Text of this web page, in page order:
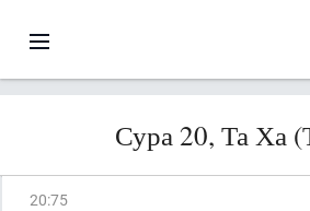
Сура 20, Та Ха
20:75